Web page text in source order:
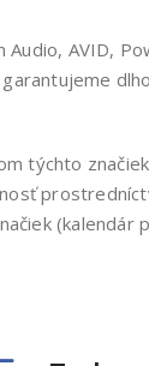
AVID,
garantujeme
týchto
(kalendár